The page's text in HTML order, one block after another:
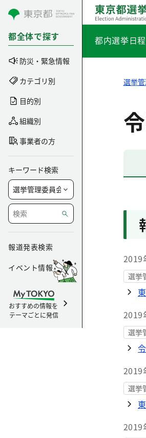
コンテンツにスキップ
都全体で探す
防災・緊急情報
カテゴリ別
目的別
組織別
事業者の方
キーワード検索
報道発表検索
イベント情報
おすすめの情報を
テーマごとに発信
都内選挙日
選挙
2019
選挙
2019
選挙
2019
選挙
2019